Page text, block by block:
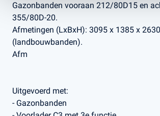
Gazonbanden vooraan 212/80D15 en
355/80D-20.
Afmetingen (LxBxH): 3095 x 1385 x
(landbouwbanden).
Afm
Uitgevoerd met:
- Gazonbanden